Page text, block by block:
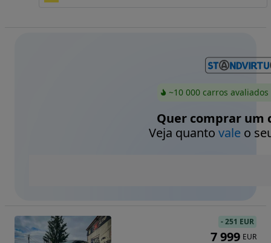
~10 000 carros
Quer comprar um
Veja quanto valeo
-251 EUR
7 999 EUR